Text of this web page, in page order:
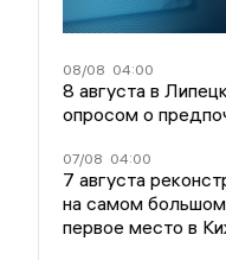
08/08 04:00
8 августа в
опросом о
07/08 04:00
7 августа
на самом
первое место в